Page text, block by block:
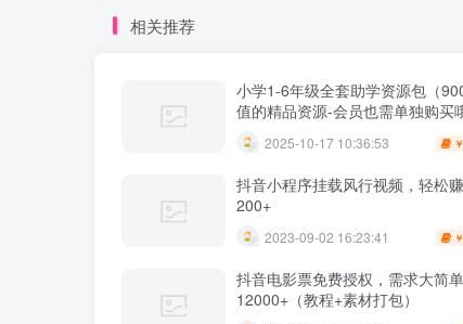
相关推荐
小学1-6年级全套助学资源包（
值的精品资源-会员也需单独购买
2025-10-17 10:36:53 ￥
抖音小程序挂载风行视频，轻松
200+
2023-09-02 16:23:41 ￥
抖音电影票免费授权，需求大简
12000+（教程+素材打包）